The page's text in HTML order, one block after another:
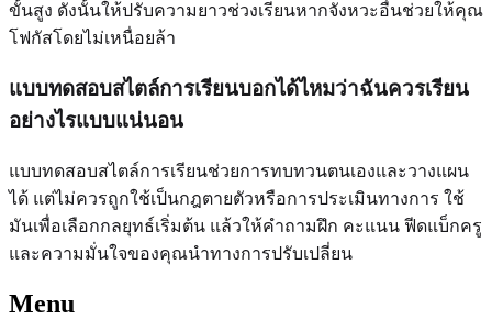
ขั้นสูง ดังนั้นให้ปรับความยาวช่วงเรียนหากจังหวะอื่นช่วยให้คุณ
โฟกัสโดยไม่เหนื่อยล้า
แบบทดสอบสไตล์การเรียนบอกได้ไหมว่าฉันควรเรียน
อย่างไรแบบแน่นอน
แบบทดสอบสไตล์การเรียนช่วยการทบทวนตนเองและวางแผน
ได้ แต่ไม่ควรถูกใช้เป็นกฎตายตัวหรือการประเมินทางการ ใช้
มันเพื่อเลือกกลยุทธ์เริ่มต้น แล้วให้คำถามฝึก คะแนน ฟีดแบ็กครู
และความมั่นใจของคุณนำทางการปรับเปลี่ยน
Menu